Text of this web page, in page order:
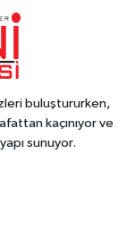
buluştururken,
kaçınıyor ve
sunuyor.